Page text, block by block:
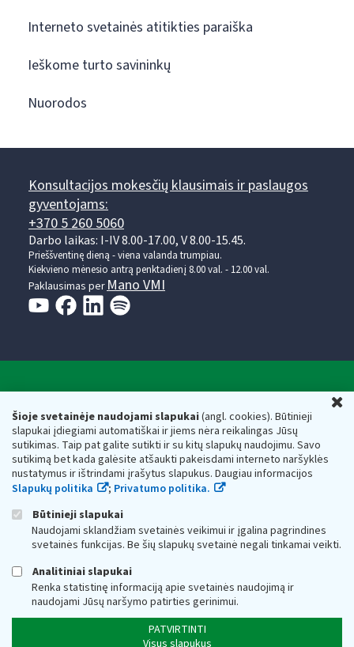
Šioje svetainėje naudojami slapukai(angl. cookies). Būtinieji
slapukai įdiegiami automatiškai ir jiems nėra reikalingas Jūsų
sutikimas. Taip pat galite sutikti ir su kitų slapukų naudojimu. Savo
sutikimą bet kada galėsite atšaukti pakeisdami interneto naršyklės
nustatymus ir ištrindami įrašytus slapukus. Daugiau informacijos
Slapukų politika
; Privatumo politika.
Būtinieji slapukai
Naudojami sklandžiam svetainės veikimui ir įgalina pagrindines
svetainės funkcijas. Be šių slapukų svetainė negali tinkamai veikti.
Analitiniai slapukai
Renka statistinę informaciją apie svetainės naudojimą ir
naudojami Jūsų naršymo patirties gerinimui.
PATVIRTINTI
Visus slapukus
Interneto svetainės atitikties paraiška
Ieškome turto savininkų
Nuorodos
Konsultacijos mokesčių klausimais ir paslaugos
gyventojams:
+370 5 260 5060
Darbo laikas: I-IV 8.00-17.00, V 8.00-15.45.
Prieššventinę dieną - viena valanda trumpiau.
Kiekvieno mėnesio antrą penktadienį 8.00 val. - 12.00 val.
Paklausimas per Mano VMI
Respublikos finansų ministerijos
Biudžetinė įstaiga. Juridinio asmens kodas — 188659752,
adresas: Vasario 16-osios g. 14, 01107 Vilnius, Lietuva, el.paštas:
vmi@vmi.lt, E. pristatymo dėžutės adresas 188659752
Duomenys apie Valstybinę mokesčių inspekciją prie Lietuvos
Respublikos finansų ministerijos kaupiami ir saugomi Juridinių